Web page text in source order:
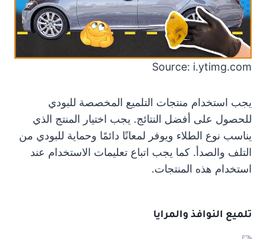
Source: i.ytimg.com
يجب استخدام منتجات التلميع المخصصة للبودي
للحصول على أفضل النتائج. يجب اختيار المنتج الذي
يناسب نوع الطلاء ويوفر لمعانًا دائمًا وحماية للبودي من
التلف والصدأ. كما يجب اتباع تعليمات الاستخدام عند
استخدام هذه المنتجات.
تلميع النوافذ والمرايا